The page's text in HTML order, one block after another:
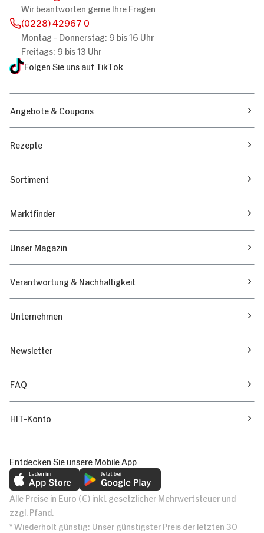
Wir beantworten gerne Ihre Fragen
(0228) 42967 0
Montag - Donnerstag: 9 bis 16 Uhr
Freitags: 9 bis 13 Uhr
Folgen Sie uns auf TikTok
Angebote & Coupons
Rezepte
Sortiment
Marktfinder
Unser Magazin
Verantwortung & Nachhaltigkeit
Unternehmen
Newsletter
FAQ
HIT-Konto
Entdecken Sie unsere Mobile App
Alle Preise in Euro (€) inkl. gesetzlicher Mehrwertsteuer und
zzgl. Pfand.
* Wiederholt günstig: Unser günstigster Preis der letzten 30